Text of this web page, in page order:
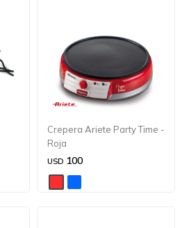
Crepera Ariete Party Time -
Roja
USD 100